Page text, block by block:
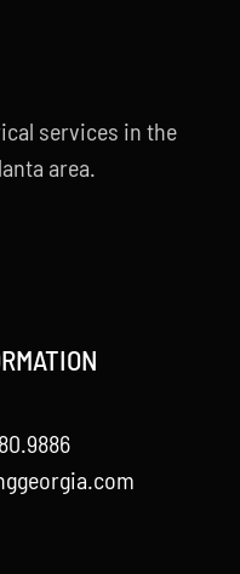
services in the
area.